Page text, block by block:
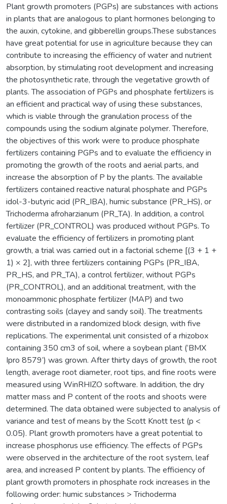
Plant growth promoters (PGPs) are substances with actions
in plants that are analogous to plant hormones belonging to
the auxin, cytokine, and gibberellin groups.These substances
have great potential for use in agriculture because they can
contribute to increasing the efficiency of water and nutrient
absorption, by stimulating root development and increasing
the photosynthetic rate, through the vegetative growth of
plants. The association of PGPs and phosphate fertilizers is
an efficient and practical way of using these substances,
which is viable through the granulation process of the
compounds using the sodium alginate polymer. Therefore,
the objectives of this work were to produce phosphate
fertilizers containing PGPs and to evaluate the efficiency in
promoting the growth of the roots and aerial parts, and
increase the absorption of P by the plants. The available
fertilizers contained reactive natural phosphate and PGPs
idol-3-butyric acid (PR_IBA), humic substance (PR_HS), or
Trichoderma afroharzianum (PR_TA). In addition, a control
fertilizer (PR_CONTROL) was produced without PGPs. To
evaluate the efficiency of fertilizers in promoting plant
growth, a trial was carried out in a factorial scheme [(3 + 1 +
1) × 2], with three fertilizers containing PGPs (PR_IBA,
PR_HS, and PR_TA), a control fertilizer, without PGPs
(PR_CONTROL), and an additional treatment, with the
monoammonic phosphate fertilizer (MAP) and two
contrasting soils (clayey and sandy soil). The treatments
were distributed in a randomized block design, with five
replications. The experimental unit consisted of a rhizobox
containing 350 cm3 of soil, where a soybean plant (‘BMX
Ipro 8579’) was grown. After thirty days of growth, the root
length, average root diameter, root tips, and fine roots were
measured using WinRHIZO software. In addition, the dry
matter mass and P content of the roots and shoots were
determined. The data obtained were subjected to analysis of
variance and test of means by the Scott Knott test (p <
0.05). Plant growth promoters have a great potential to
increase phosphorus use efficiency. The effects of PGPs
were observed in the architecture of the root system, leaf
area, and increased P content by plants. The efficiency of
plant growth promoters in phosphate rock increases in the
following order: humic substances > Trichoderma